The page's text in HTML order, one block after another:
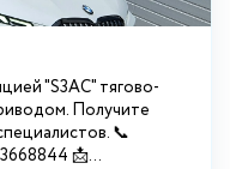
"S3АС" тягово-
Получите
📞
📩...